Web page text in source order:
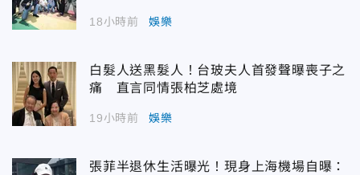
18小時前 娛樂
白髮人送黑髮人！台玻夫人首發聲曝喪子之
痛 直言同情張柏芝處境
19小時前 娛樂
張菲半退休生活曝光！現身上海機場自曝：